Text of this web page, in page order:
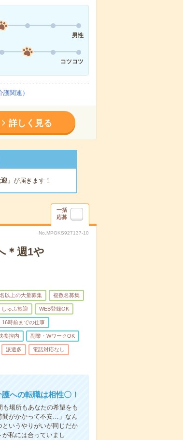
男性
コツコツ
関連）
詳しく見る
」 が届きます！
一括
応募
No.MPGKS927137-10
＊週1や
以上の大量募集 複数名募集
しゅふ歓迎 WEB登録OK
16時前までの仕事
養控内 副業・WワークOK
派遣多 電話対応なし
への転職は相性〇！
場所もあなたの希望をも
間がかかって不安…」なん
いうやりがいが同じだか
私には合っていまし